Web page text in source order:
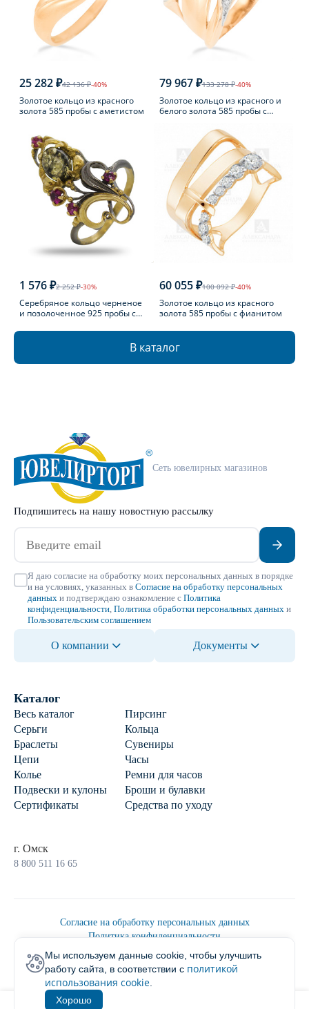
25 282 ₽42 136 ₽-40%
Золотое кольцо из красного
золота 585 пробы с аметистом
79 967 ₽133 278 ₽-40%
Золотое кольцо из красного и
белого золота 585 пробы с
1 576 ₽2 252 ₽-30%
Серебряное кольцо черненое
и позолоченное 925 пробы с
60 055 ₽100 092 ₽-40%
Золотое кольцо из красного
золота 585 пробы с фианитом
В каталог
Сеть ювелирных магазинов
Подпишитесь на нашу новостную рассылку
Я даю согласие на обработку моих персональных данных в порядке
и на условиях, указанных в Согласие на обработку персональных
данных и подтверждаю ознакомление с Политика
конфиденциальности Политика обработки персональных данных и
Пользовательским соглашением
О компании Документы
Каталог
Весь каталог
Пирсинг
Серьги
Кольца
Браслеты
Сувениры
Цепи
Часы
Колье
Ремни для часов
Подвески и кулоны
Броши и булавки
Сертификаты
Средства по уходу
г. Омск
8 800 511 16 65
Согласие на обработку персональных данных
Политика конфиденциальности
Политика обработки персональных данных
Пользовательским соглашением
2026 © Ювелирторг
Мы используем данные cookie, чтобы улучшить
работу сайта, в соответствии с политикой
использования cookie
Хорошо